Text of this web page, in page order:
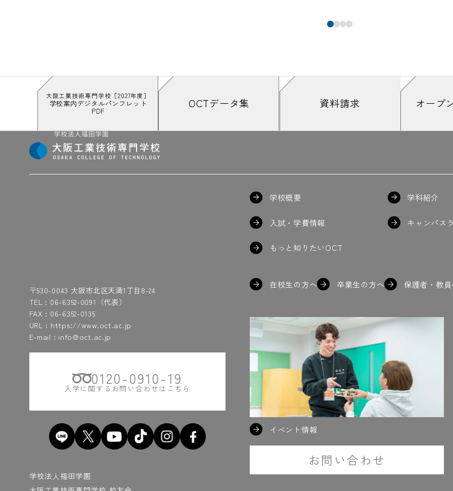
大阪工業技術専門学校［2027年度］
学校案内デジタルパンフレット
PDF
OCTデータ集 資料請求 オープ
〒530-0043 大阪市北区天満1丁目8-24
TEL : 06-6352-0091
（代表）
FAX : 06-6352-0135
URL : https://www.oct.ac.jp
E-mail : info@oct.ac.jp
0120-0910-19
入学に関するお問い合わせはこちら
学校法人福田学園
学校概要 学科紹介
入試・学費情報 キャンパス
もっと知りたいOCT
在校生の方へ 卒業生の方へ 保護者・教
イベント情報
お問い合わせ